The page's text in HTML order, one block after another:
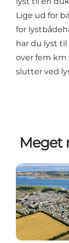
Lige ud for
for
har du lyst
over fem km
slutter ved
Meget